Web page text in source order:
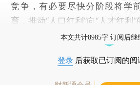
竞争，有必要尽快分阶段将学
育，推动“人口红利”向“人才红利”
本文共计8985字 订阅后继
登录 后获取已订阅的阅